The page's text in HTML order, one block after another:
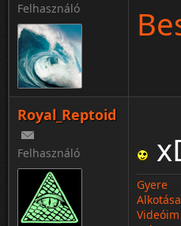
Felhasználó
Royal_Reptoid
Felhasználó
Gyere
Videóim